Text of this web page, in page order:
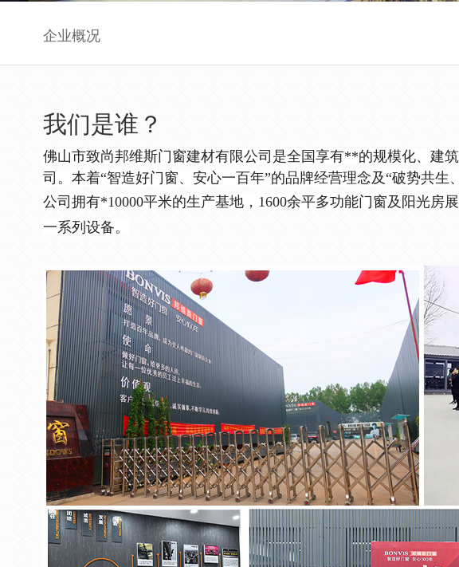
企业概况
我们是谁？
佛山市致尚邦维斯门窗建材有限公司是全国享有**的规模化、建
司。本着“智造好门窗、安心一百年”的品牌经营理念及“破势共生
公司拥有*10000平米的生产基地，1600余平多功能门窗及阳光
一系列设备。